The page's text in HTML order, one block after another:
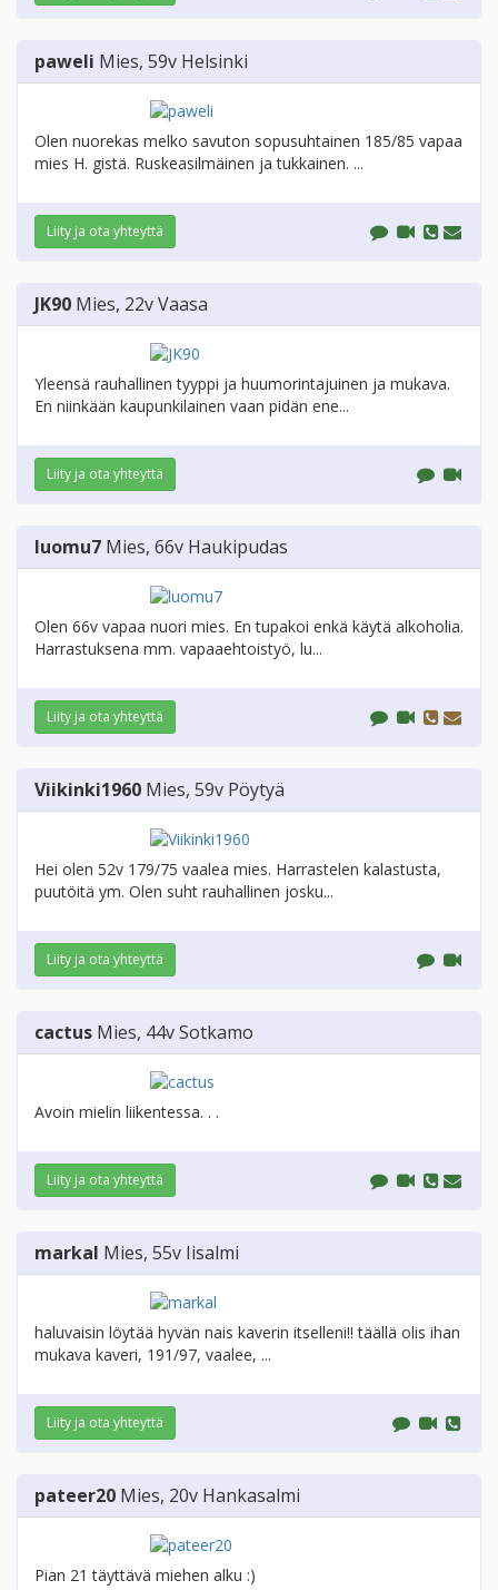
paweli Mies, 59v Helsinki
Olen nuorekas melko savuton sopusuhtainen 185/85 vapaa
mies H. gistä. Ruskeasilmäinen ja tukkainen. ...
Liity ja ota yhteyttä
JK90 Mies, 22vVaasa
Yleensä rauhallinen tyyppi ja huumorintajuinen ja mukava.
En niinkään kaupunkilainen vaan pidän ene...
Liity ja ota yhteyttä
luomu7 Mies, 66v Haukipudas
Olen 66v vapaa nuori mies. En tupakoi enkä käytä alkoholia.
Harrastuksena mm. vapaaehtoistyö, lu...
Liity ja ota yhteyttä
Viikinki1960 Mies, 59v Pöytyä
Hei olen 52v 179/75 vaalea mies. Harrastelen kalastusta,
puutöitä ym. Olen suht rauhallinen josku...
Liity ja ota yhteyttä
cactus Mies, 44vSotkamo
Avoin mielin liikentessa. . .
Liity ja ota yhteyttä
markal Mies, 55v Iisalmi
haluvaisin löytää hyvän nais kaverin itselleni!! täällä olis ihan
mukava kaveri, 191/97, vaalee, ...
Liity ja ota yhteyttä
pateer20 Mies, 20v Hankasalmi
Pian 21 täyttävä miehen alku :)